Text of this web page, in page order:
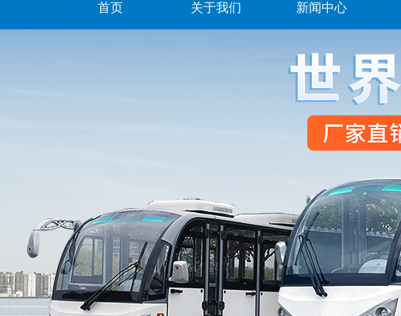
首页 关于我们 新闻中心